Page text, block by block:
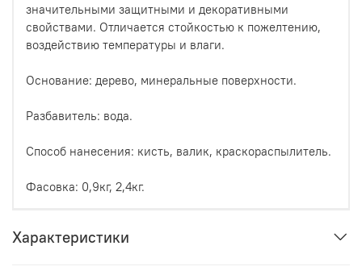
значительными защитными и декоративными
свойствами. Отличается стойкостью к пожелтению,
воздействию температуры и влаги.
Основание: дерево, минеральные поверхности.
Разбавитель: вода.
Способ нанесения: кисть, валик, краскораспылитель.
Фасовка: 0,9кг, 2,4кг.
Характеристики